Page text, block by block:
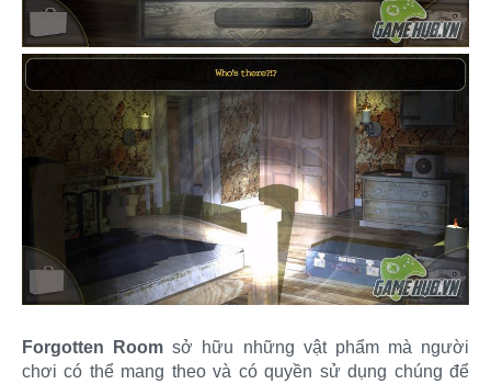
Forgotten Room sở hữu những vật phẩm mà người
chơi có thể mang theo và có quyền sử dụng chúng để